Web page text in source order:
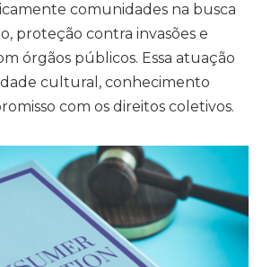
comunidades na busca
proteção contra invasões e
órgãos públicos. Essa atuação
cultural, conhecimento
com os direitos coletivos.